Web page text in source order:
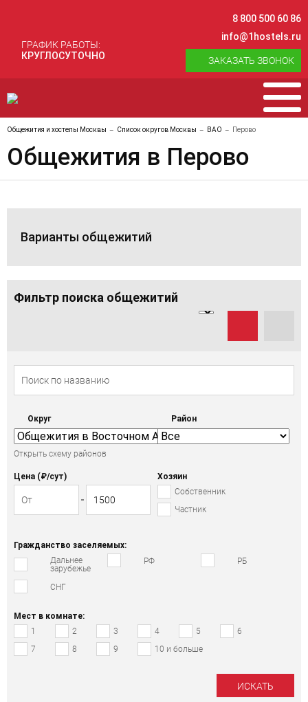
ГРАФИК РАБОТЫ:
КРУГЛОСУТОЧНО
8 800 500 60 86
info@1hostels.ru
ЗАКАЗАТЬ ЗВОНОК
Общежития и хостелы Москвы Список округов Москвы ВАО Перово
Общежития в Перово
Варианты общежитий
Фильтр поиска общежитий
Округ
Открыть схему районов
Район
Цена (₽/cут)
Хозяин
Собственник
Частник
Гражданство заселяемых:
Дальнее
зарубежье
РФ РБ
СНГ
Мест в комнате:
1
2 3 4 5
6
7
8 9 10 и больше